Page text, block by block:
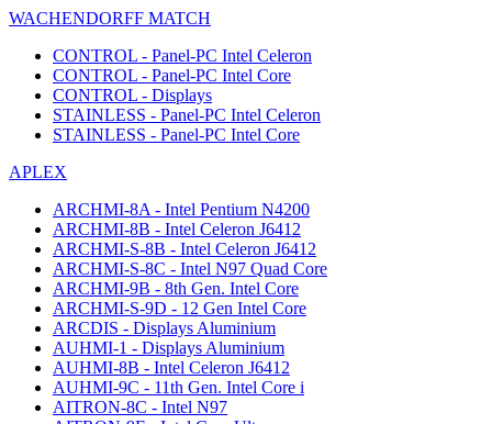
WACHENDORFF MATCH
CONTROL - Panel-PC Intel Celeron
CONTROL - Panel-PC Intel Core
CONTROL - Displays
STAINLESS - Panel-PC Intel Celeron
STAINLESS - Panel-PC Intel Core
APLEX
ARCHMI-8A - Intel Pentium N4200
ARCHMI-8B - Intel Celeron J6412
ARCHMI-S-8B - Intel Celeron J6412
ARCHMI-S-8C - Intel N97 Quad Core
ARCHMI-9B - 8th Gen. Intel Core
ARCHMI-S-9D - 12 Gen Intel Core
ARCDIS - Displays Aluminium
AUHMI-1 - Displays Aluminium
AUHMI-8B - Intel Celeron J6412
AUHMI-9C - 11th Gen. Intel Core i
AITRON-8C - Intel N97